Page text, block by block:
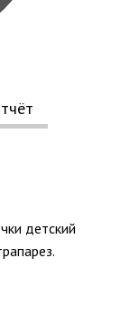
детский